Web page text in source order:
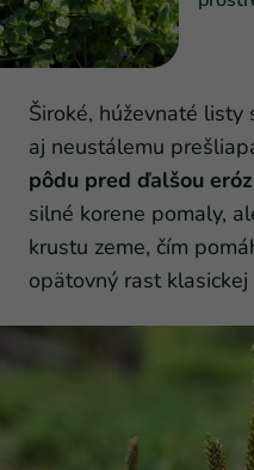
Široké, húževnaté
aj neustálemu
pôdu pred ďalšou
silné korene pomaly,
krustu zeme, čím
opätovný rast klasickej